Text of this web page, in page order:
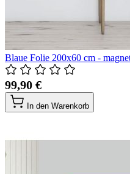
Blaue Folie 200x60 cm -
99,90 €
In den Warenkorb